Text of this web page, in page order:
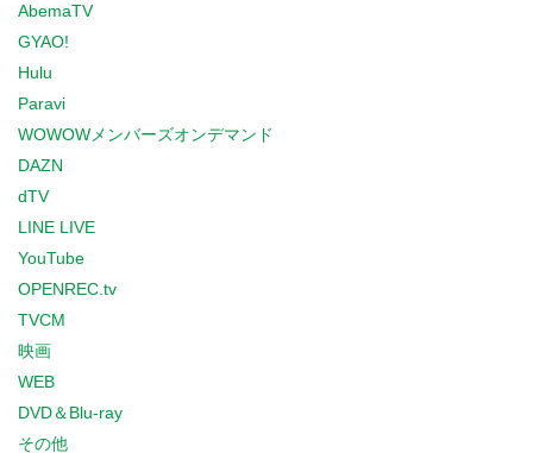
AbemaTV
GYAO!
Hulu
Paravi
WOWOWメンバーズオンデマンド
DAZN
dTV
LINE LIVE
YouTube
OPENREC.tv
TVCM
映画
WEB
DVD＆Blu-ray
その他